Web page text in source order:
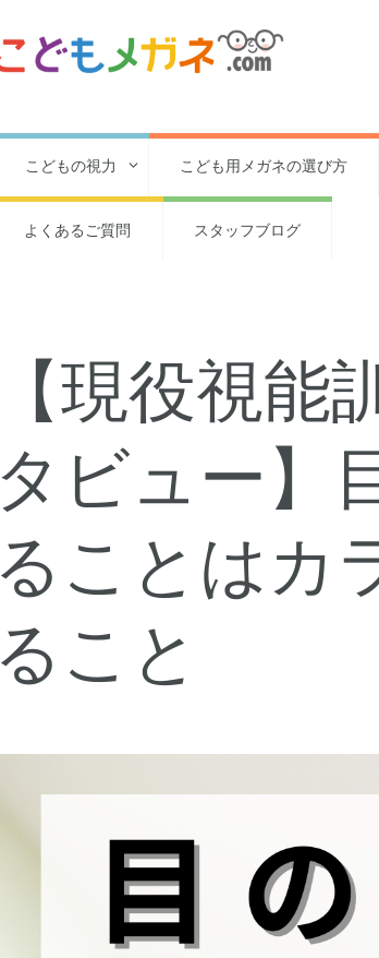
こどもの視力 こども用メガネの選び方
よくあるご質問 スタッフブログ
【現役視能
タビュー】
ることはカ
ること